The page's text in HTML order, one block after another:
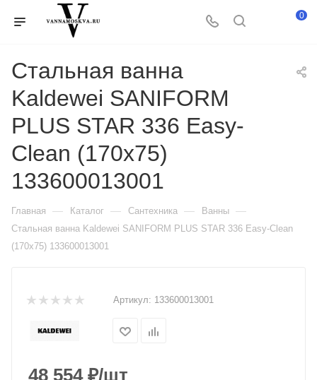
0
Стальная ванна
Kaldewei SANIFORM
PLUS STAR 336 Easy-
Clean (170x75)
133600013001
Главная — Каталог — Сантехника — Ванны —
Стальная ванна Kaldewei SANIFORM PLUS STAR 336 Easy-Clean
(170x75) 133600013001
Артикул: 133600013001
48 554₽/шт